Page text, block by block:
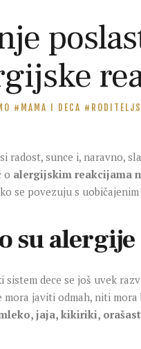
MAMA I DECA
radost, sunce i, naravno,
o alergijskim reakcijama
se povezuju s
su
sistem dece se još uvek
mora javiti odmah, niti
jaja, kikiriki,